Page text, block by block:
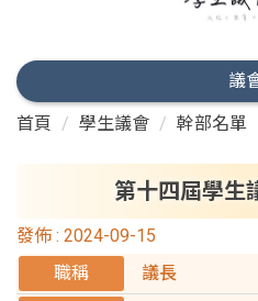
議
最新
首頁 學生議會 幹部名單
第十四屆學生
發佈 : 2024-09-15
議長